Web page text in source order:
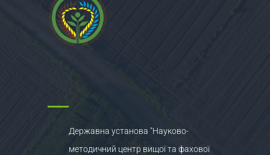
Державна установа "Науково-
методичний центр вищої та фахової